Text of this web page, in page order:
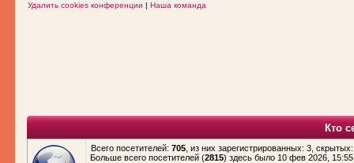
Удалить cookies конференции | Наша команда
Кто
Всего посетителей: 705 , из них зарегистрированных: 3,
Больше всего посетителей (2815) здесь было 10 фев 2026, 15:55